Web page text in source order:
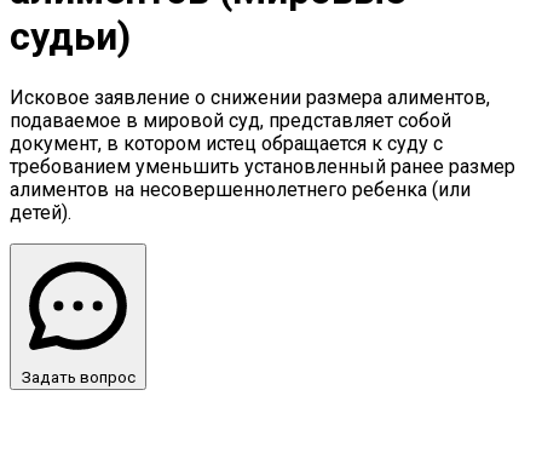
судьи)
Исковое заявление о снижении размера алиментов,
подаваемое в мировой суд, представляет собой
документ, в котором истец обращается к суду с
требованием уменьшить установленный ранее размер
алиментов на несовершеннолетнего ребенка (или
детей).
Задать вопрос